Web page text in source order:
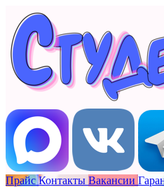
Прайс Контакты Вакансии